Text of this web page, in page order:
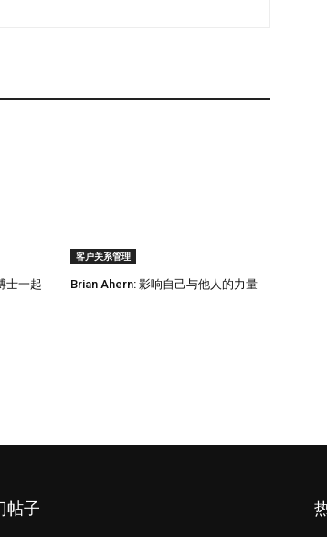
士一起
客户关系管理
Brian Ahern: 影响自己与他人的力量
帖子